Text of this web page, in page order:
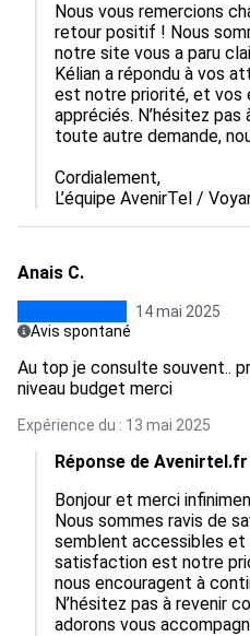
Nous vous remercions
retour positif ! Nous
notre site vous a paru
Kélian a répondu à vos
est notre priorité, et vos
appréciés. N’hésitez pas
toute autre demande,
Cordialement,
L’équipe AvenirTel /
Anais C.
14 mai 2025
Avis spontané
Au top je consulte souvent..
niveau budget merci
Expérience du : 13 mai 2025
Réponse de Avenirtel.fr
Bonjour et merci
Nous sommes ravis de
semblent accessibles et
satisfaction est notre
nous encouragent à
N’hésitez pas à revenir
adorons vous